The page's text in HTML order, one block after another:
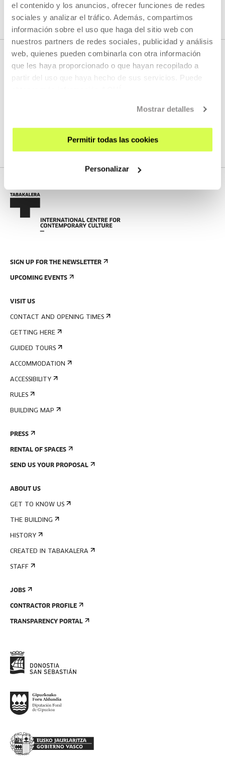
el contenido y los anuncios, ofrecer funciones de redes
sociales y analizar el tráfico. Además, compartimos
información sobre el uso que haga del sitio web con
nuestros partners de redes sociales, publicidad y análisis
web, quienes pueden combinarla con otra información
que les haya proporcionado o que hayan recopilado a
partir del uso que haya hecho de sus servicios. Puede
Mostrar detalles
Permitir todas las cookies
Personalizar
SEE ALL CONTENT
NEXT LIVE STREAMS
SEE FULL PROGRAM
SIGN UP FOR THE NEWSLETTER
UPCOMING EVENTS
VISIT US
CONTACT AND OPENING TIMES
GETTING HERE
GUIDED TOURS
ACCOMMODATION
ACCESSIBILITY
RULES
BUILDING MAP
PRESS
RENTAL OF SPACES
SEND US YOUR PROPOSAL
ABOUT US
GET TO KNOW US
THE BUILDING
HISTORY
CREATED IN TABAKALERA
STAFF
JOBS
CONTRACTOR PROFILE
TRANSPARENCY PORTAL